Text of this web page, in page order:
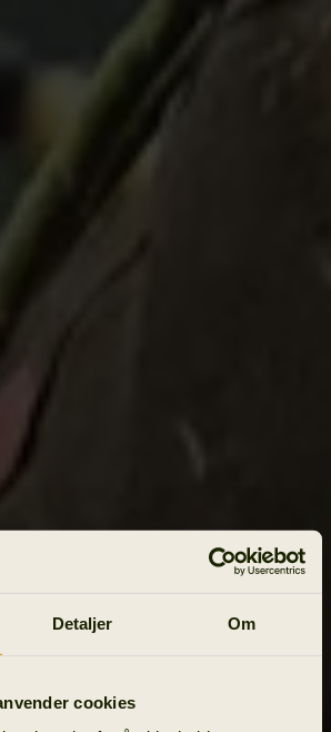
Detaljer Om
cookies